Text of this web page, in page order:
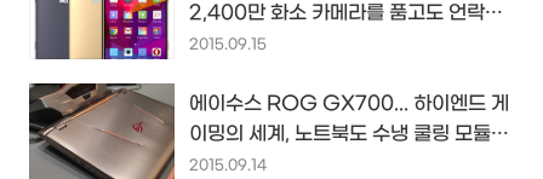
2,400만 화소 카메라를 품고도 언락폰
이 고작 349달러...?!
2015.09.15
에이수스 ROG GX700... 하이엔드 게
이밍의 세계, 노트북도 수냉 쿨링 모듈로
온도를 잡겠다...?!
2015.09.14